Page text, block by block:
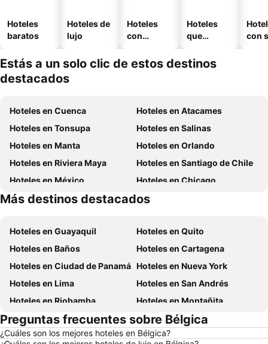
Hoteles
baratos
Hoteles de
lujo
Hoteles
con
Hoteles
que
mascotas
con
Estás a un solo clic de estos destinos
destacados
Hoteles en Cuenca
Hoteles en Atacames
Hoteles en Tonsupa
Hoteles en Salinas
Hoteles en Manta
Hoteles en Orlando
Hoteles en Riviera Maya
Hoteles en Santiago de Chile
Hoteles en México
Hoteles en Chicago
Hoteles en Panamá
Hoteles en Esmeraldas
Más destinos destacados
Hoteles en Guayaquil
Hoteles en Quito
Hoteles en Baños
Hoteles en Cartagena
Hoteles en Ciudad de Panamá Hoteles en Nueva York
Hoteles en Lima
Hoteles en San Andrés
Hoteles en Riobamba
Hoteles en Montañita
Hoteles en Puerto López
Hoteles en Pedernales
Hoteles en Miami
Hoteles en Roma
Preguntas frecuentes sobre Bélgica
¿Cuáles son los mejores hoteles en Bélgica?